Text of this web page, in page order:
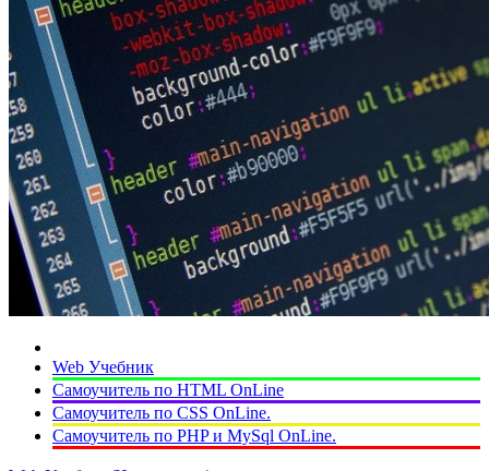
Web Учебник
Самоучитель по HTML OnLine
Самоучитель по CSS OnLine.
Самоучитель по PHP и MySql OnLine.